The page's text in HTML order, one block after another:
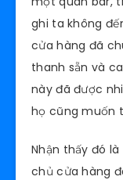
ghi ta không
cửa hàng đã
thanh sẵn và
này đã được
họ cũng muốn
Nhận thấy đó
chủ cửa hàng